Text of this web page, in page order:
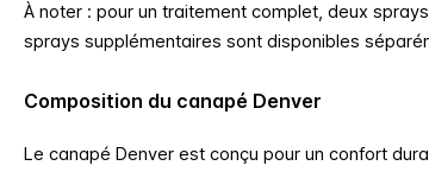
À noter : pour un traitement complet, deux
sprays supplémentaires sont disponibles
Composition du canapé Denver
Le canapé Denver est conçu pour un confort